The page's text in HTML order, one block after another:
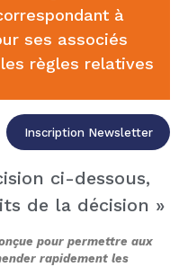
à
ses associés
règles relatives
Inscription Newsletter
ci-dessous,
de la décision »
pour permettre aux
rapidement les